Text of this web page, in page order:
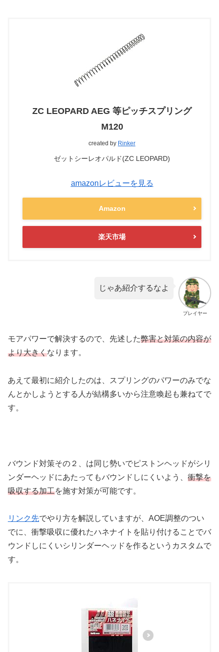
ZC LEOPARD AEG 等ピッチスプリング
M120
created by Rinker
ゼットシーレオパルド(ZC LEOPARD)
amazonレビューを見る
Amazon
楽天市場
プレイヤー
じゃあ紹介するなよ
モアパワーで解決するので、先述した弊害と対策の内容が
より大きくなります。
あえて最初に紹介したのは、スプリングのパワーのみでな
んとかしようとする人が結構多いから注意喚起も兼ねてで
す。
バウンド対策その２、は同じ勢いでピストンヘッドがシリ
ンダーヘッドにあたってもバウンドしにくいよう、 衝撃を
吸収する加工を施す対策が可能です。
リンク先でやり方を解説していますが、AOE調整のつい
でに、衝撃吸収に優れたハネナイトを貼り付けることでバ
ウンドしにくいシリンダーヘッドを作るというカスタムで
す。